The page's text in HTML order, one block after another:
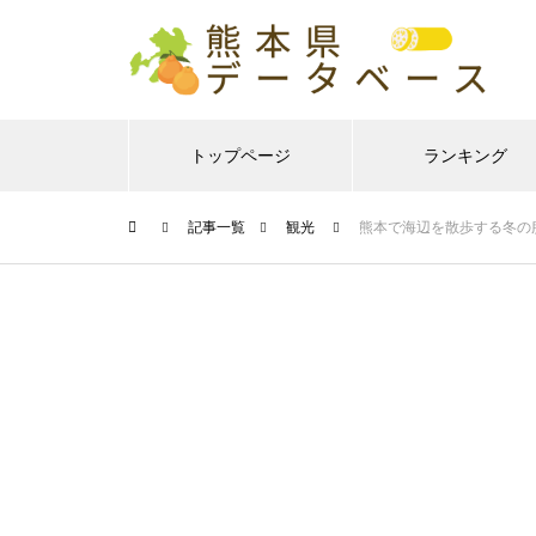
トップページ ランキング
記事一覧 観光 熊本で海辺を散歩する冬